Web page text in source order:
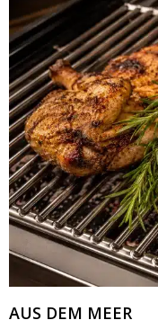
AUS DEM MEER